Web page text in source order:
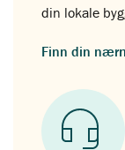
din lokale
Finn din